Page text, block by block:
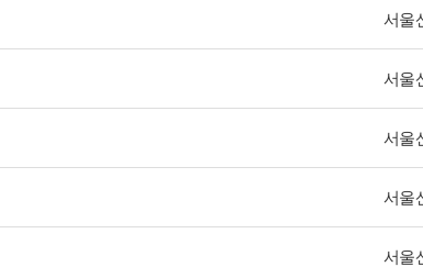
서울
서울
서울
서울
서울